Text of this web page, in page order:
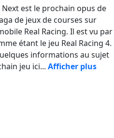
Next est le prochain opus de
de jeux de courses sur
Real Racing. Il est vu par
étant le jeu Real Racing 4.
informations au sujet
jeu ici... Afficher plus